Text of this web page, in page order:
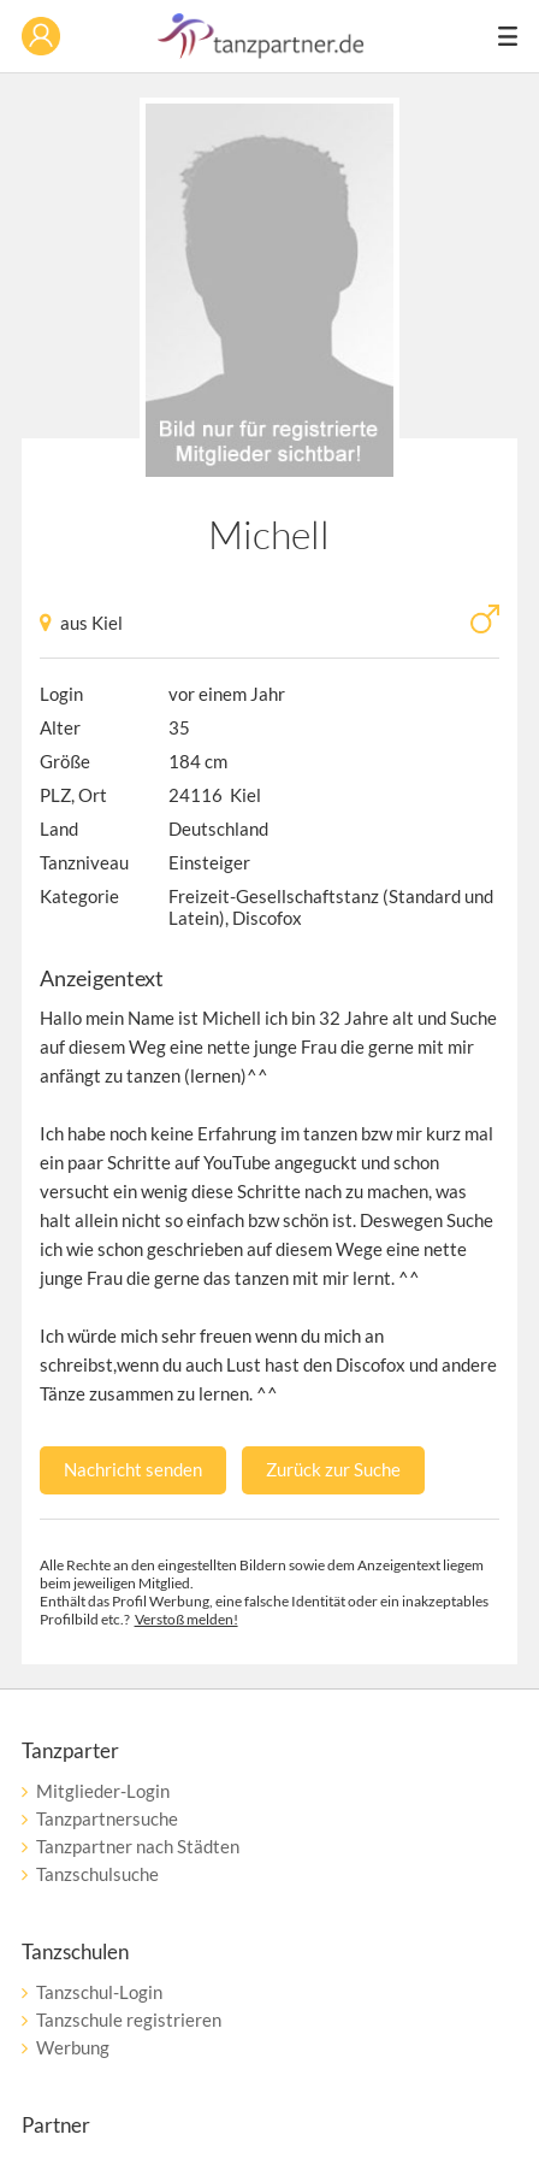
Michell
aus Kiel
Login
vor einem Jahr
Alter
35
Größe
184 cm
PLZ, Ort
24116 Kiel
Land
Deutschland
Tanzniveau
Einsteiger
Kategorie
Freizeit-Gesellschaftstanz (Standard und
Latein), Discofox
Anzeigentext
Hallo mein Name ist Michell ich bin 32 Jahre alt und Suche
auf diesem Weg eine nette junge Frau die gerne mit mir
anfängt zu tanzen (lernen)^^
Ich habe noch keine Erfahrung im tanzen bzw mir kurz mal
ein paar Schritte auf YouTube angeguckt und schon
versucht ein wenig diese Schritte nach zu machen, was
halt allein nicht so einfach bzw schön ist. Deswegen Suche
ich wie schon geschrieben auf diesem Wege eine nette
junge Frau die gerne das tanzen mit mir lernt. ^^
Ich würde mich sehr freuen wenn du mich an
schreibst,wenn du auch Lust hast den Discofox und andere
Tänze zusammen zu lernen. ^^
Nachricht senden Zurück zur Suche
Alle Rechte an den eingestellten Bildern sowie dem Anzeigentext liegem
beim jeweiligen Mitglied.
Enthält das Profil Werbung, eine falsche Identität oder ein inakzeptables
Profilbild etc.? Verstoß melden!
Tanzparter
Mitglieder-Login
Tanzpartnersuche
Tanzpartner nach Städten
Tanzschulsuche
Tanzschulen
Tanzschul-Login
Tanzschule registrieren
Werbung
Partner